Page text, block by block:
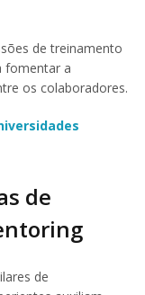
de treinamento
fomentar a
os colaboradores.
de
de